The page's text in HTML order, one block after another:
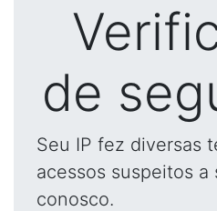
de
Seu IP fez diversas
acessos suspeitos a
conosco.